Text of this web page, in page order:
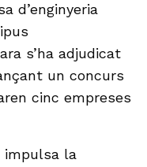
d’enginyeria
s’ha adjudicat
un concurs
cinc empreses
impulsa la